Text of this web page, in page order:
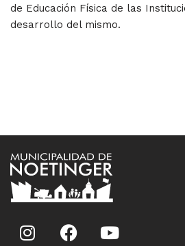
de Educación Física de las
desarrollo del mismo.